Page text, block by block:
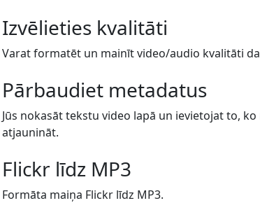
Izvēlieties kvalitāti
Varat formatēt un mainīt video/audio kvalitāti
Pārbaudiet metadatus
Jūs nokasāt tekstu video lapā un ievietojat to,
atjaunināt.
Flickr līdz MP3
Formāta maiņa Flickr līdz MP3.